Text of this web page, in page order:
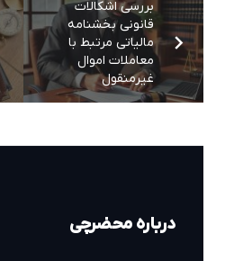
بررسی اشکالات
قانونی بخشنامه
مالیاتی مرتبط با
معاملات اموال
غیرمنقول
درباره محضرچی